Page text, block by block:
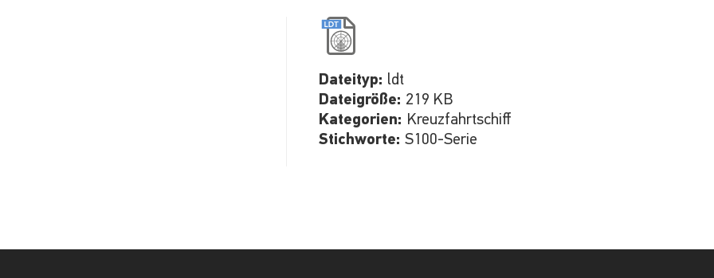
Dateityp: ldt
Dateigröße: 219 KB
Kategorien: Kreuzfahrtschiff
Stichworte: S100-Serie